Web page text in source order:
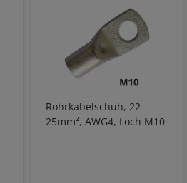
Rohrkabelschuh, 22-
25mm², AWG4, Loch M10